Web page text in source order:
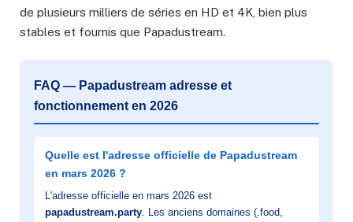
de plusieurs milliers de séries en HD et 4K, bien plus
stables et fournis que Papadustream.
FAQ — Papadustream adresse et
fonctionnement en 2026
Quelle est l'adresse officielle de Papadustream
en mars 2026 ?
L'adresse officielle en mars 2026 est
papadustream.party. Les anciens domaines (.food,